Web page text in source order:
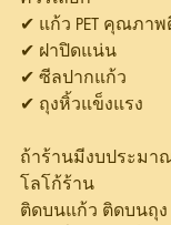
✔ แก้ว PET คุณภาพ
✔ ฝาปิดแน่น
✔ ซีลปากแก้ว
✔ ถุงหิ้วแข็งแรง
ถ้าร้านมีงบประมา
โลโก้ร้าน
ติดบนแก้ว ติดบนถุ